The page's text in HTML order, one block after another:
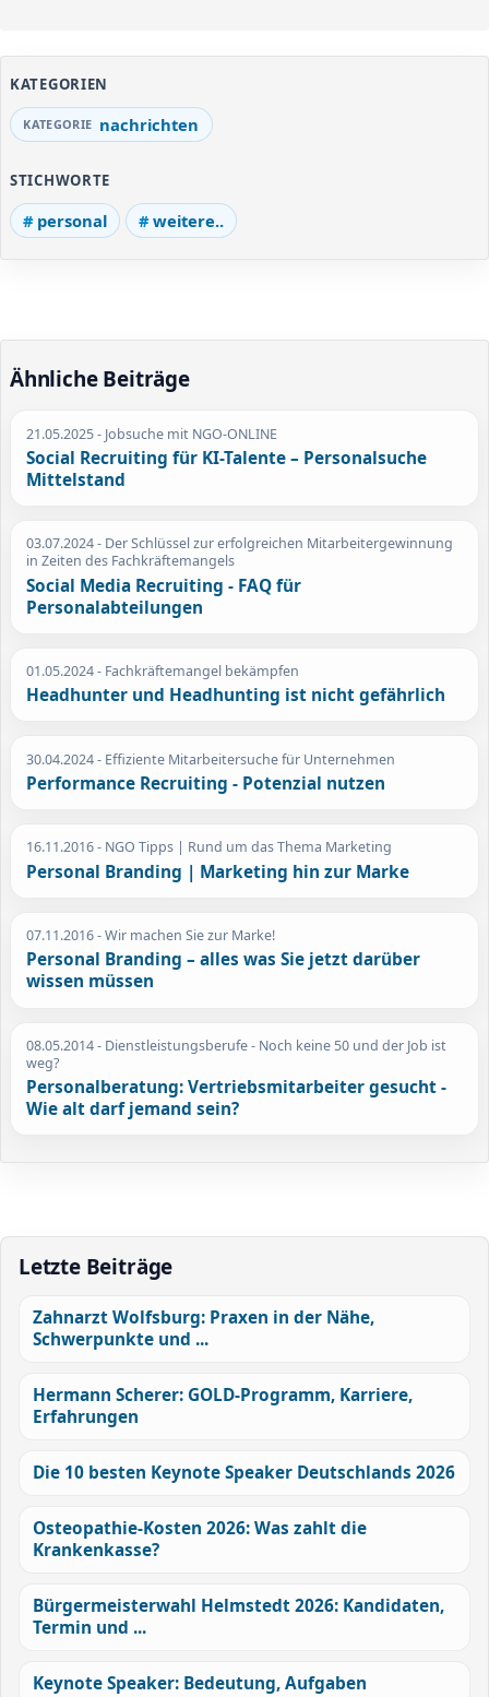
KATEGORIEN
nachrichten
STICHWORTE
personal weitere..
Ähnliche Beiträge
21.05.2025- Jobsuche mit NGO-ONLINE
Social Recruiting für KI-Talente – Personalsuche
Mittelstand
03.07.2024- Der Schlüssel zur erfolgreichen Mitarbeitergewinnung
in Zeiten des Fachkräftemangels
Social Media Recruiting - FAQ für
Personalabteilungen
01.05.2024- Fachkräftemangel bekämpfen
Headhunter und Headhunting ist nicht gefährlich
30.04.2024- Effiziente Mitarbeitersuche für Unternehmen
Performance Recruiting - Potenzial nutzen
16.11.2016- NGO Tipps | Rund um das Thema Marketing
Personal Branding | Marketing hin zur Marke
07.11.2016- Wir machen Sie zur Marke!
Personal Branding – alles was Sie jetzt darüber
wissen müssen
08.05.2014- Dienstleistungsberufe - Noch keine 50 und der Job ist
weg?
Personalberatung: Vertriebsmitarbeiter gesucht -
Wie alt darf jemand sein?
Letzte Beiträge
Zahnarzt Wolfsburg: Praxen in der Nähe,
Schwerpunkte und ...
Hermann Scherer: GOLD-Programm, Karriere,
Erfahrungen
Die 10 besten Keynote Speaker Deutschlands 2026
Osteopathie-Kosten 2026: Was zahlt die
Krankenkasse?
Bürgermeisterwahl Helmstedt 2026: Kandidaten,
Termin und ...
Keynote Speaker: Bedeutung, Aufgaben